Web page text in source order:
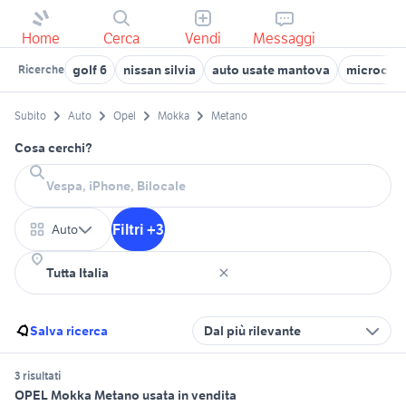
Home Cerca Vendi Messaggi
Ricerche golf 6 nissan silvia auto usate mantova microcar
Subito Auto Opel Mokka Metano
Cosa cerchi?
Auto Filtri +3
Salva ricerca Dal più rilevante
3 risultati
OPEL Mokka Metano usata in vendita